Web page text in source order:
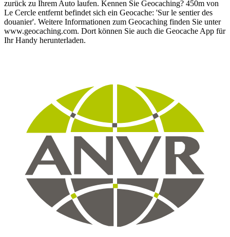
zurück zu Ihrem Auto laufen. Kennen Sie Geocaching? 450m von
Le Cercle entfernt befindet sich ein Geocache: 'Sur le sentier des
douanier'. Weitere Informationen zum Geocaching finden Sie unter
www.geocaching.com. Dort können Sie auch die Geocache App für
Ihr Handy herunterladen.